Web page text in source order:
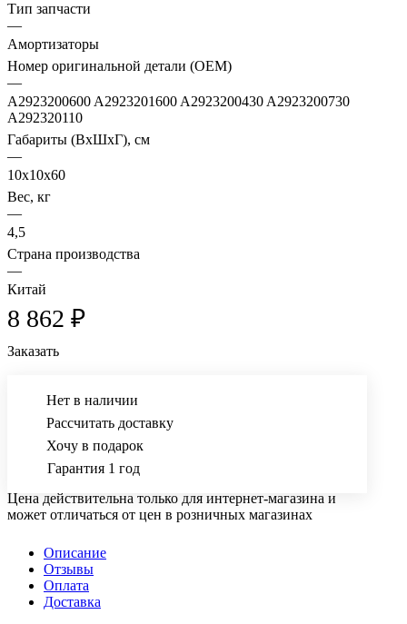
Тип запчасти
—
Амортизаторы
Номер оригинальной детали (OEM)
—
A2923200600 A2923201600 A2923200430 A2923200730
A292320110
Габариты (ВхШхГ), см
—
10х10х60
Вес, кг
—
4,5
Страна производства
—
Китай
8 862 ₽
Заказать
Нет в наличии
Рассчитать доставку
Хочу в подарок
Гарантия 1 год
Цена действительна только для интернет-магазина и
может отличаться от цен в розничных магазинах
Описание
Отзывы
Оплата
Доставка